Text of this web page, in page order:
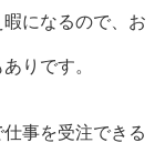
になるので、お
りです。
事を受注できる